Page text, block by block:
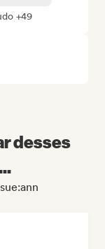
+49
desses